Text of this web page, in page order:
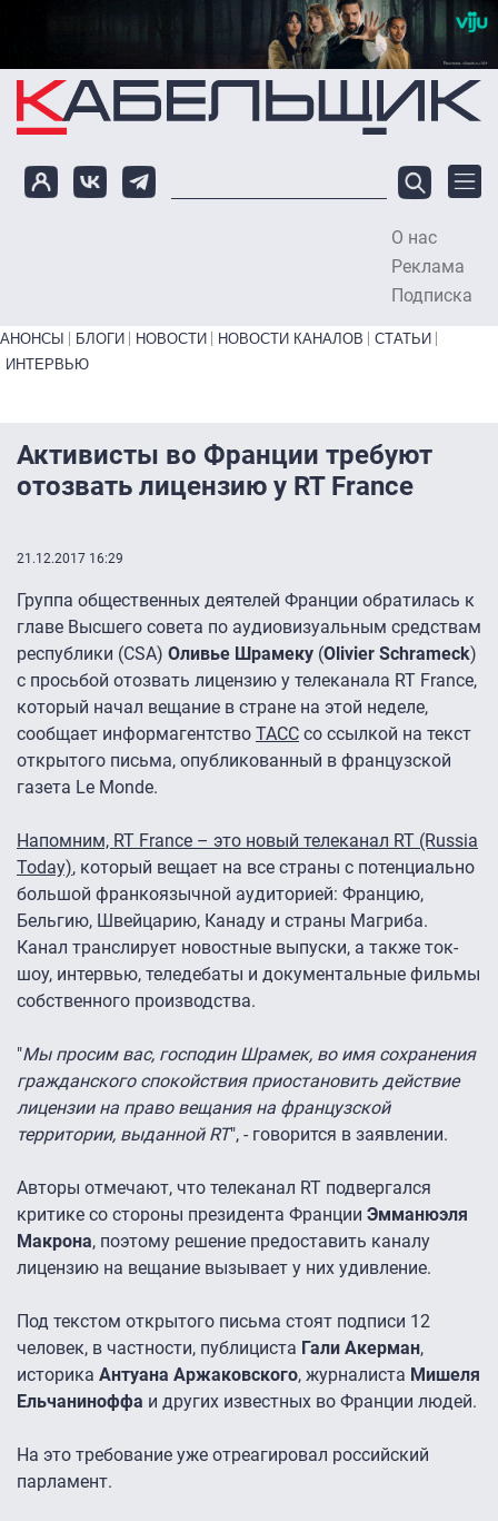
Перейти к основному содержанию
О нас
Реклама
Подписка
Primary links bottom
АНОНСЫ БЛОГИ НОВОСТИ НОВОСТИ КАНАЛОВ
СТАТЬИ
ИНТЕРВЬЮ
Активисты во Франции требуют
отозвать лицензию у RT France
21.12.2017 16:29
Группа общественных деятелей Франции обратилась к
главе Высшего совета по аудиовизуальным средствам
республики (CSA) Оливье Шрамеку (Olivier Schrameck)
с просьбой отозвать лицензию у телеканала RT France,
который начал вещание в стране на этой неделе,
сообщает информагентство ТАСС со ссылкой на текст
открытого письма, опубликованный в французской
газета Le Monde.
Напомним, RT France – это новый телеканал RT (Russia
Today), который вещает на все страны с потенциально
большой франкоязычной аудиторией: Францию,
Бельгию, Швейцарию, Канаду и страны Магриба.
Канал транслирует новостные выпуски, а также ток-
шоу, интервью, теледебаты и документальные фильмы
собственного производства.
"Мы просим вас, господин Шрамек, во имя сохранения
гражданского спокойствия приостановить действие
лицензии на право вещания на французской
территории, выданной RT", - говорится в заявлении.
Авторы отмечают, что телеканал RT подвергался
критике со стороны президента Франции Эмманюэля
Макрона, поэтому решение предоставить каналу
лицензию на вещание вызывает у них удивление.
Под текстом открытого письма стоят подписи 12
человек, в частности, публициста Гали Акерман,
историка Антуана Аржаковского, журналиста Мишеля
Ельчаниноффа и других известных во Франции людей.
На это требование уже отреагировал российский
парламент.